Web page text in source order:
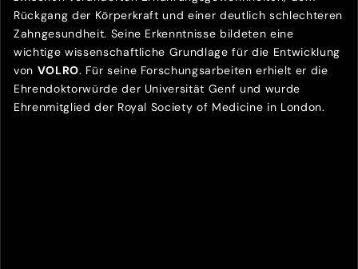
Rückgang der Körperkraft und einer deutlich schlechteren
Zahngesundheit. Seine Erkenntnisse bildeten eine
wichtige wissenschaftliche Grundlage für die Entwicklung
von VOLRO. Für seine Forschungsarbeiten erhielt er die
Ehrendoktorwürde der Universität Genf und wurde
Ehrenmitglied der Royal Society of Medicine in London.